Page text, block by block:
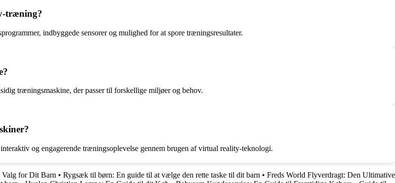
træning?
indbyggede sensorer og mulighed for at spore træningsresultater.
træningsmaskine, der passer til forskellige miljøer og behov.
og engagerende træningsoplevelse gennem brugen af virtual reality-teknologi.
Valg for Dit Barn • Rygsæk til børn: En guide til at vælge den rette taske til dit barn • Freds World Flyverdragt: Den Ultimative